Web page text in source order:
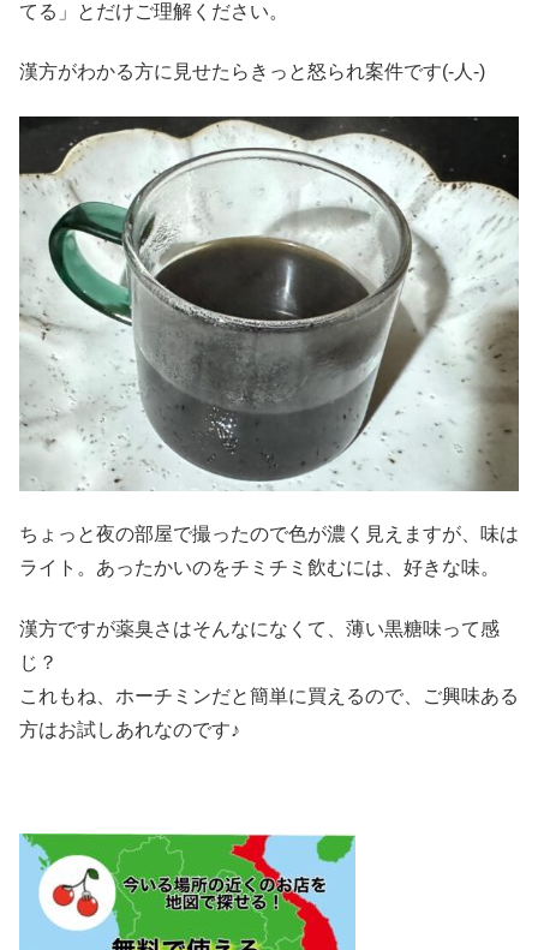
てる」とだけご理解ください。
漢方がわかる方に見せたらきっと怒られ案件です(-人-)
ちょっと夜の部屋で撮ったので色が濃く見えますが、味は
ライト。あったかいのをチミチミ飲むには、好きな味。
漢方ですが薬臭さはそんなになくて、薄い黒糖味って感
じ？
これもね、ホーチミンだと簡単に買えるので、ご興味ある
方はお試しあれなのです♪